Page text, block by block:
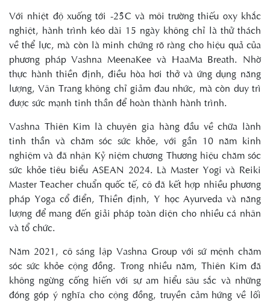
Với nhiệt độ xuống tới -25°C và môi trường thiếu oxy khắc
nghiệt, hành trình kéo dài 15 ngày không chỉ là thử thách
về thể lực, mà còn là minh chứng rõ ràng cho hiệu quả của
phương pháp Vashna MeenaKee và HaaMa Breath. Nhờ
thực hành thiền định, điều hòa hơi thở và ứng dụng năng
lượng, Vân Trang không chỉ giảm đau nhức, mà còn duy trì
được sức mạnh tinh thần để hoàn thành hành trình.
Vashna Thiên Kim là chuyên gia hàng đầu về chữa lành
tinh thần và chăm sóc sức khỏe, với gần 10 năm kinh
nghiệm và đã nhận Kỷ niệm chương Thương hiệu chăm sóc
sức khỏe tiêu biểu ASEAN 2024. Là Master Yogi và Reiki
Master Teacher chuẩn quốc tế, cô đã kết hợp nhiều phương
pháp Yoga cổ điển, Thiền định, Y học Ayurveda và năng
lượng để mang đến giải pháp toàn diện cho nhiều cá nhân
và tổ chức.
Năm 2021, cô sáng lập Vashna Group với sứ mệnh chăm
sóc sức khỏe cộng đồng. Trong nhiều năm, Thiên Kim đã
không ngừng cống hiến với sự am hiểu sâu sắc và những
đóng góp ý nghĩa cho cộng đồng, truyền cảm hứng về lối